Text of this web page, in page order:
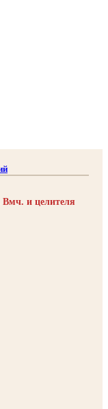
Вмч. и целителя